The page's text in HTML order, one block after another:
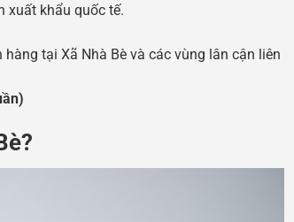
xuất khẩu quốc tế.
tại Xã Nhà Bè và các vùng lân cận liên